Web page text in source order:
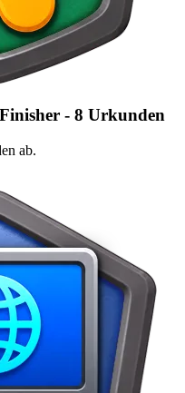
- 8 Urkunden
ab.